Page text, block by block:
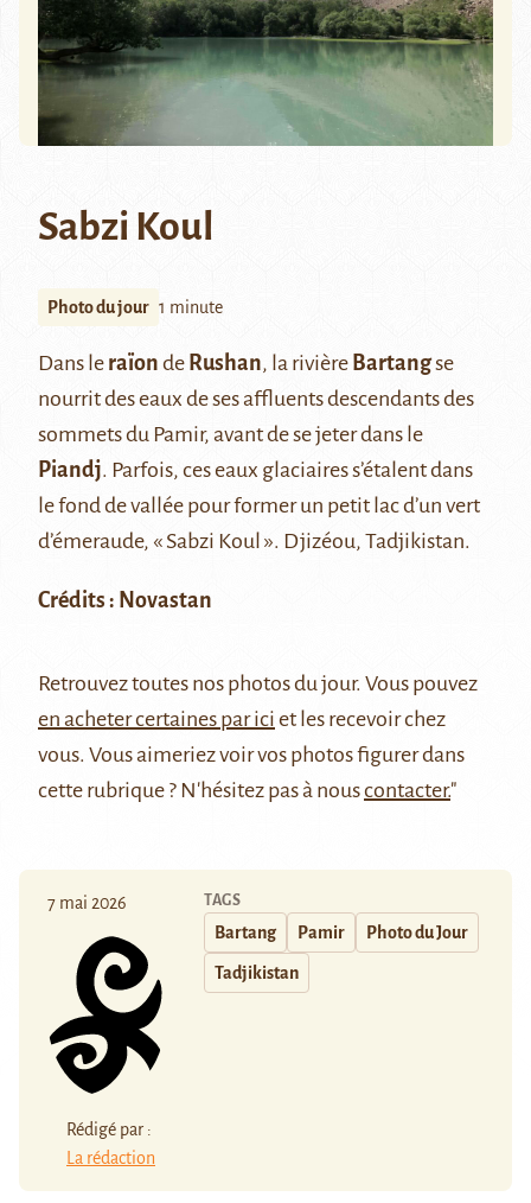
Sabzi Koul
Photo du jour 1 minute
Dans le raïon de Rushan, la rivière Bartangse
nourrit des eaux de ses affluents descendants des
sommets du Pamir, avant de se jeter dans le
Piandj. Parfois, ces eaux glaciaires s’étalent dans
le fond de vallée pour former un petit lac d’un vert
d’émeraude, « Sabzi Koul ». Djizéou, Tadjikistan.
Crédits : Novastan
Retrouveztoutes nos photos du jour. Vous pouvez
en acheter certaines par ici et les recevoir chez
vous. Vous aimeriez voir vos photos figurer dans
cette rubrique ? N'hésitez pas à nouscontacter."
7 mai 2026
Rédigé par :
La rédaction
TAGS
Bartang Pamir Photo du Jour
Tadjikistan